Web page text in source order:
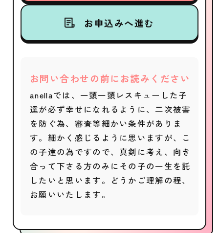
お申込みへ進む
お問い合わせの前にお読みください
anellaでは、一頭一頭レスキューした子
達が必ず幸せになれるように、二次被害
を防ぐ為、審査等細かい条件がありま
す。細かく感じるように思いますが、こ
の子達の為ですので、真剣に考え、向き
合って下さる方のみにその子の一生を託
したいと思います。どうかご理解の程、
お願いいたします。